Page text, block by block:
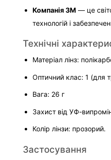
Компанія 3M — це
технологій і
Технічні
Матеріал лінз:
Оптичний клас: 1 (для
Вага: 26 г
Захист від УФ-
Колір лінзи: прозорий.
Застосування